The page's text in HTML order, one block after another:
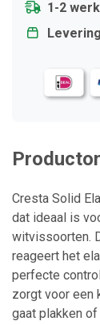
1-2
Cresta Solid
dat ideaal is
witvissoorten.
reageert het
perfecte
zorgt voor een
gaat plakken